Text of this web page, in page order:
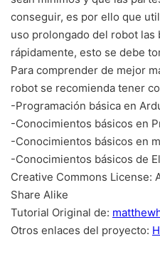
conseguir, es por ello que
uso prolongado del robot las
rápidamente, esto se debe
Para comprender de mejor
robot se recomienda tener
-Programación básica en
-Conocimientos básicos en
-Conocimientos básicos en
-Conocimientos básicos de
Creative Commons License:
Share Alike
Tutorial Original de:
Otros enlaces del proyecto: